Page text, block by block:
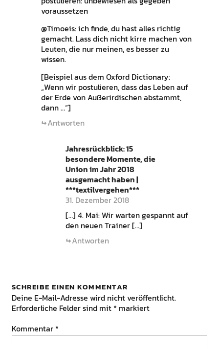
voraussetzen
@Timoeis: ich finde, du hast alles richtig
gemacht. Lass dich nicht kirre machen von
Leuten, die nur meinen, es besser zu
wissen.
[Beispiel aus dem Oxford Dictionary:
„Wenn wir postulieren, dass das Leben auf
der Erde von Außerirdischen abstammt,
dann …“]
Antworten
Jahresrückblick: 15
besondere Momente, die
Union im Jahr 2018
ausgemacht haben |
***textilvergehen***
31. Dezember 2018
[…] 4. Mai: Wir warten gespannt auf
den neuen Trainer […]
Antworten
SCHREIBE EINEN KOMMENTAR
Deine E-Mail-Adresse wird nicht veröffentlicht.
Erforderliche Felder sind mit * markiert
Kommentar *